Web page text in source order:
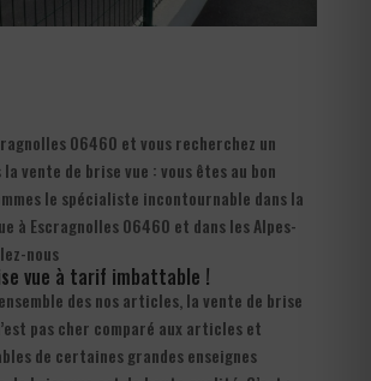
06460 et vous recherchez un
vente de brise vue : vous êtes au bon
le spécialiste incontournable dans la
à Escragnolles 06460 et dans les Alpes-
nous
vue à tarif imbattable !
des nos articles, la vente de brise
pas cher comparé aux articles et
de certaines grandes enseignes